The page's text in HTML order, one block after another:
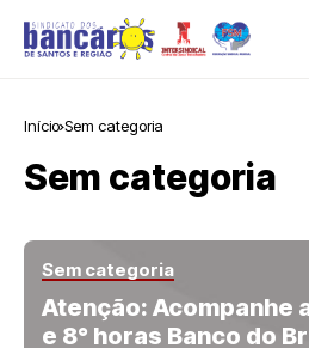
Início Sem categoria
Sem categoria
Sem categoria
Atenção: Acompanhe
e 8° horas Banco do